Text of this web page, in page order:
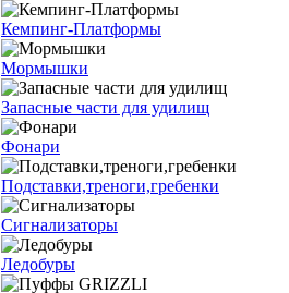
Кемпинг-Платформы
Мормышки
Запасные части для удилищ
Фонари
Подставки,треноги,гребенки
Сигнализаторы
Ледобуры